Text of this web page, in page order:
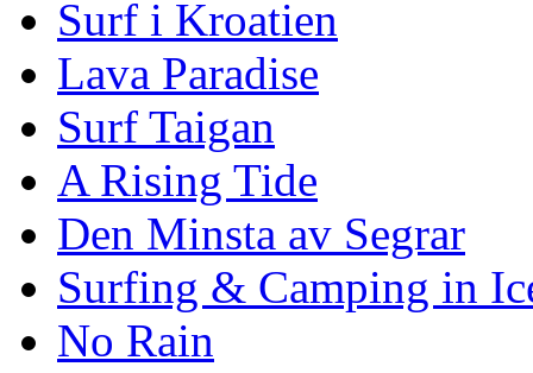
Surf i Kroatien
Lava Paradise
Surf Taigan
A Rising Tide
Den Minsta av Segrar
Surfing & Camping in
No Rain